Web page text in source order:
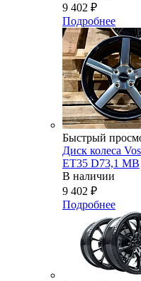
9 402 ₽
Подробнее
Быстрый
Диск колеса
ET35 D73,1 MB
В наличии
9 402 ₽
Подробнее